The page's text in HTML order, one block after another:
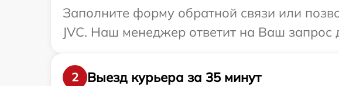
Заполните форму обратной связи или
JVC. Наш менеджер ответит на Ваш запрос
2
Выезд курьера за 35 минут